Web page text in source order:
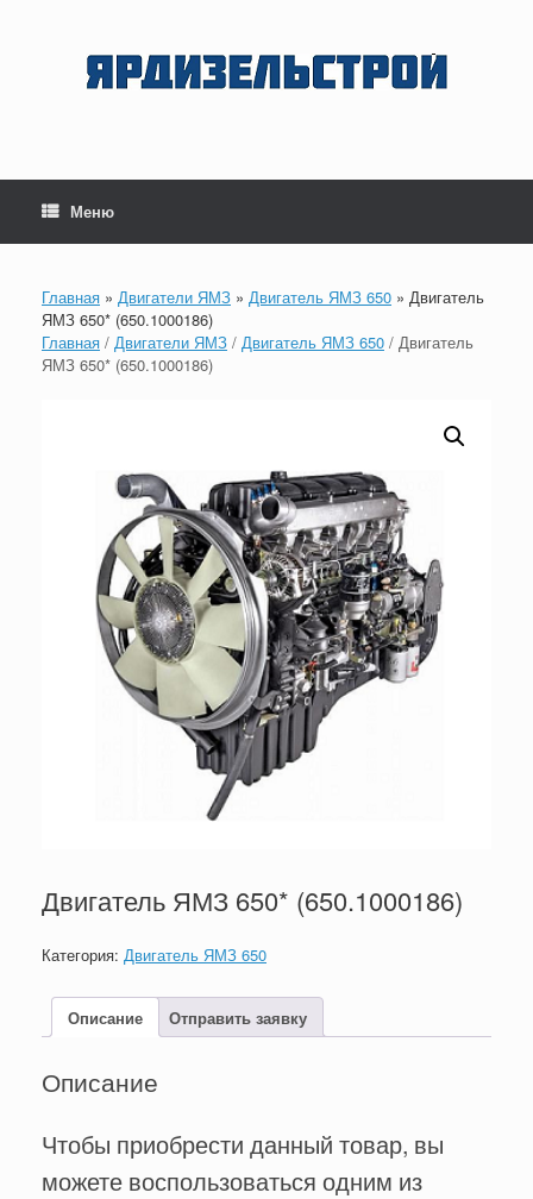
содержанию
Меню
Главная » Двигатели ЯМЗ » Двигатель ЯМЗ 650 » Двигатель
ЯМЗ 650* (650.1000186)
Главная / Двигатели ЯМЗ / Двигатель ЯМЗ 650 / Двигатель
ЯМЗ 650* (650.1000186)
Двигатель ЯМЗ 650* (650.1000186)
Категория: Двигатель ЯМЗ 650
Описание Отправить заявку
Описание
Чтобы приобрести данный товар, вы
можете воспользоваться одним из